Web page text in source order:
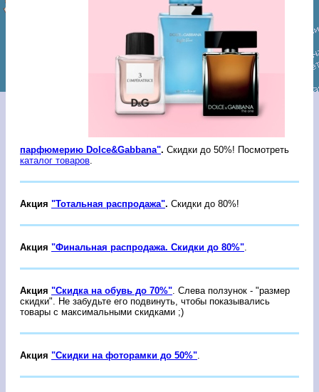
парфюмерию Dolce&Gabbana". Скидки до 50%! Посмотреть
каталог товаров
Акция "Тотальная распродажа". Скидки до 80%!
Акция "Финальная распродажа. Скидки до 80%"
Акция "Скидка на обувь до 70%" . Слева ползунок - "размер
скидки". Не забудьте его подвинуть, чтобы показывались
товары с максимальными скидками ;)
Акция "Скидки на фоторамки до 50%"